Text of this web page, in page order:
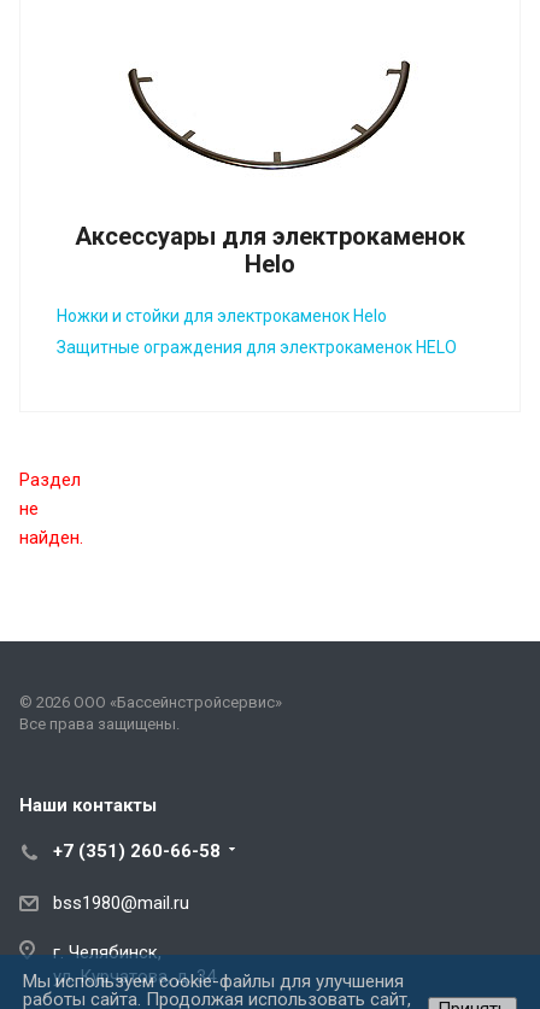
Аксессуары для электрокаменок
Helo
Ножки и стойки для электрокаменок Helo
Защитные ограждения для электрокаменок HELO
Раздел
не
найден.
© 2026 ООО «Бассейнстройсервис»
Все права защищены.
Наши контакты
+7 (351) 260-66-58
bss1980@mail.ru
г. Челябинск,
ул. Курчатова, д. 34
Мы используем cookie-файлы для улучшения
работы сайта. Продолжая использовать сайт,